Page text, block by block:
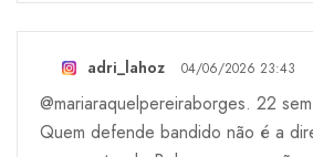
adri_lahoz 04/06/2026 23:43
@mariaraquelpereiraborges. 22
Quem defende bandido não é a